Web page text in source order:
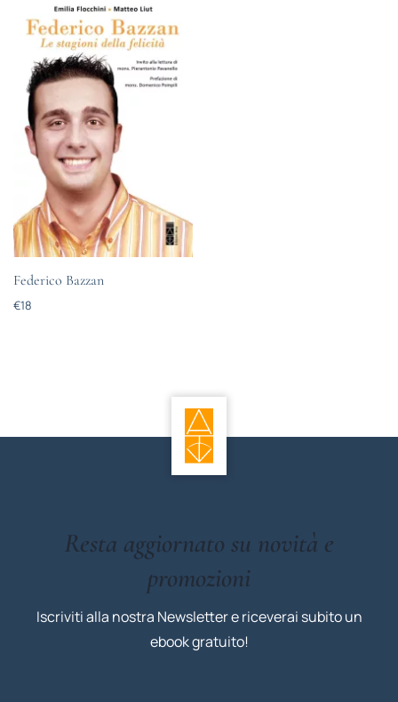
Federico Bazzan
€18
Resta aggiornato su novità e
promozioni
Iscriviti alla nostra Newsletter e riceverai subito un
ebook gratuito!